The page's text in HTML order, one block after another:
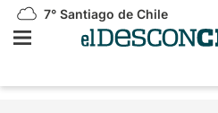
7° Santiago de Chile